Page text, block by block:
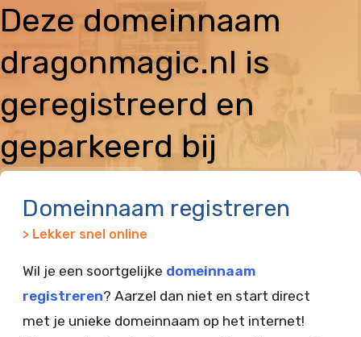
Deze domeinnaam
dragonmagic.nl is
geregistreerd en
geparkeerd bij
Domeinnaam registreren
> Lekker snel online
Wil je een soortgelijke domeinnaam
registreren? Aarzel dan niet en start direct
met je unieke domeinnaam op het internet!